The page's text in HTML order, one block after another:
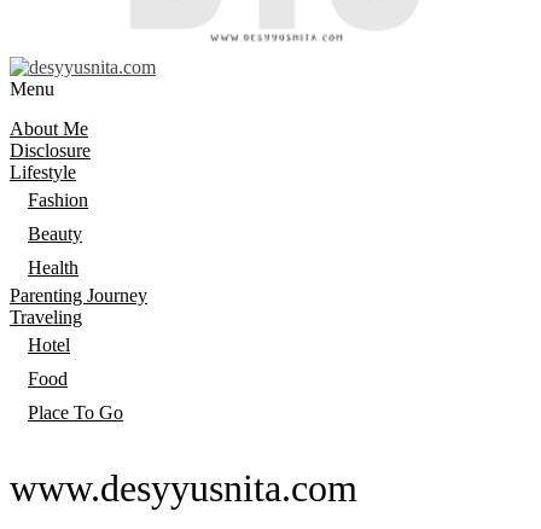
Menu
About Me
Disclosure
Lifestyle
Fashion
Beauty
Health
Parenting Journey
Traveling
Hotel
Food
Place To Go
www.desyyusnita.com